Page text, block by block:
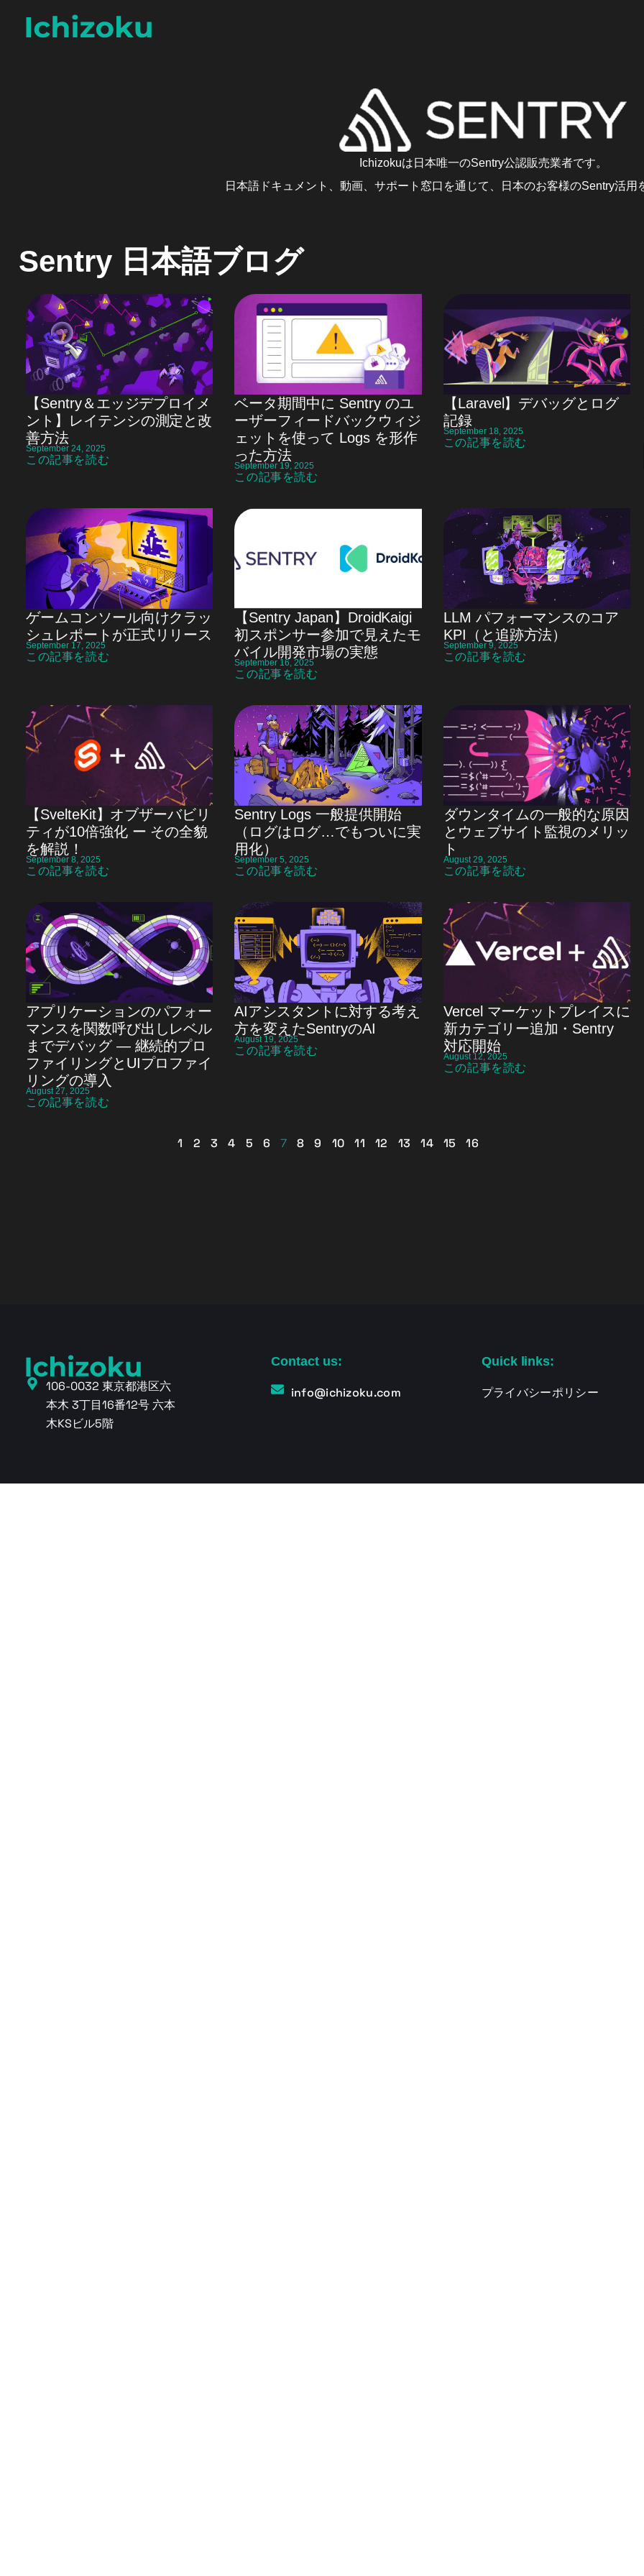
Skip to content
Ichizokuは日本唯一のSentry公認販売業者です。
日本語ドキュメント、動画、サポート窓口を通じて、日本のお客様のSentry活用
Sentry 日本語ブログ
【Sentry＆エッジデプロイメ
ント】レイテンシの測定と改
善方法
September 24, 2025
この記事を読む
ベータ期間中に Sentry のユ
ーザーフィードバックウィジ
ェットを使って Logs を形作
った方法
September 19, 2025
この記事を読む
【Laravel】デバッグとログ
記録
September 18, 2025
この記事を読む
ゲームコンソール向けクラッ
シュレポートが正式リリース
September 17, 2025
この記事を読む
【Sentry Japan】DroidKaigi
初スポンサー参加で見えたモ
バイル開発市場の実態
September 16, 2025
この記事を読む
LLM パフォーマンスのコア
KPI（と追跡方法）
September 9, 2025
この記事を読む
【SvelteKit】オブザーバビリ
ティが10倍強化 ー その全貌
を解説！
September 8, 2025
この記事を読む
Sentry Logs 一般提供開始
（ログはログ…でもついに実
用化）
September 5, 2025
この記事を読む
ダウンタイムの一般的な原因
とウェブサイト監視のメリッ
ト
August 29, 2025
この記事を読む
アプリケーションのパフォー
マンスを関数呼び出しレベル
までデバッグ ― 継続的プロ
ファイリングとUIプロファイ
リングの導入
August 27, 2025
この記事を読む
AIアシスタントに対する考え
方を変えたSentryのAI
August 19, 2025
この記事を読む
Vercel マーケットプレイスに
新カテゴリー追加・Sentry
対応開始
August 12, 2025
この記事を読む
1 2 3 4 5 6 7 8 9 10 11 12 13 14 15 16
106-0032 東京都港区六
本木 3丁目16番12号 六本
木KSビル5階
Contact us:
info@ichizoku.com
Quick links:
プライバシーポリシー